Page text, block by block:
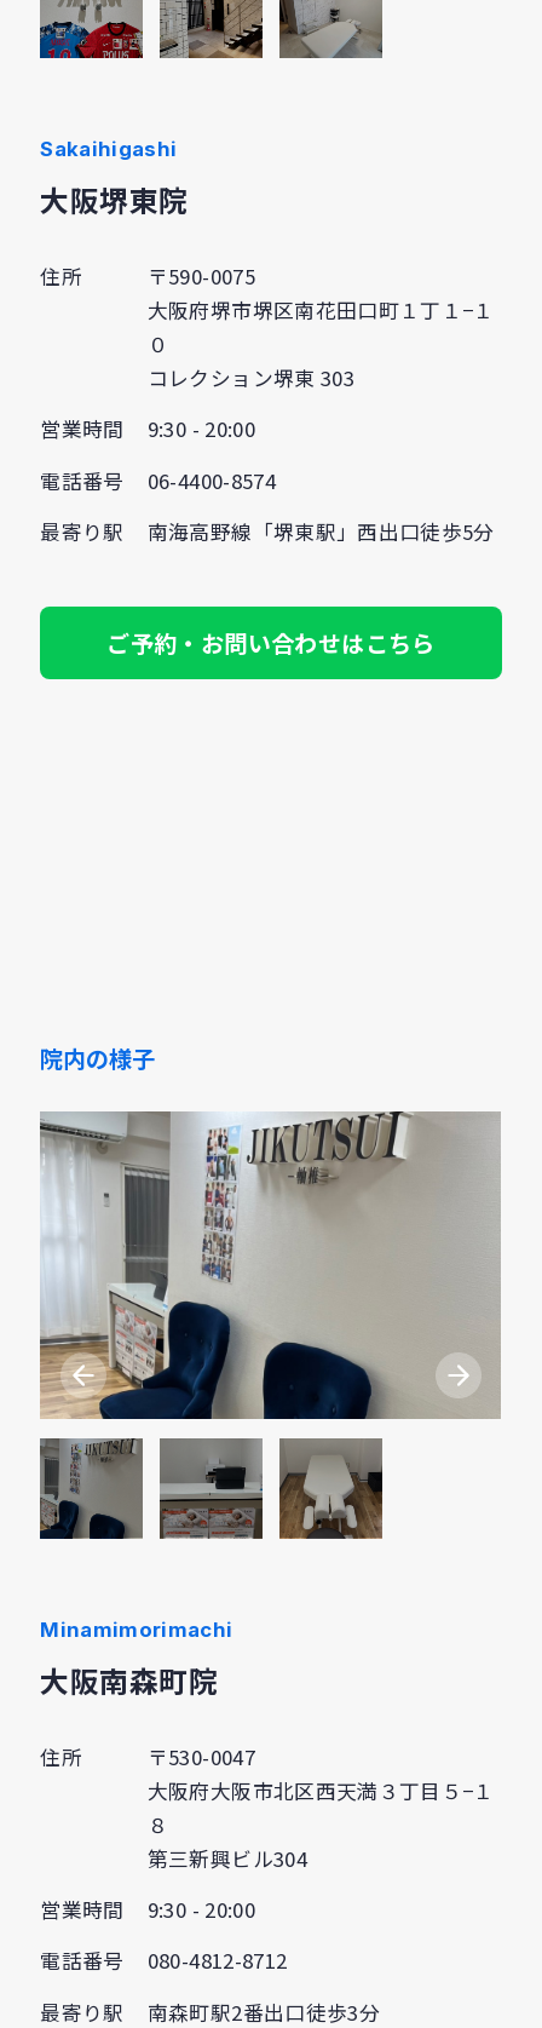
Sakaihigashi
大阪堺東院
住所
〒590-0075
大阪府堺市堺区南花田口町１丁１−１
０
コレクション堺東 303
営業時間
9:30 - 20:00
電話番号
06-4400-8574
最寄り駅
南海高野線「堺東駅」西出口徒歩5分
ご予約・お問い合わせはこちら
院内の様子
Minamimorimachi
大阪南森町院
住所
〒530-0047
大阪府大阪市北区西天満３丁目５−１
８
第三新興ビル304
営業時間
9:30 - 20:00
電話番号
080-4812-8712
最寄り駅
南森町駅2番出口徒歩3分